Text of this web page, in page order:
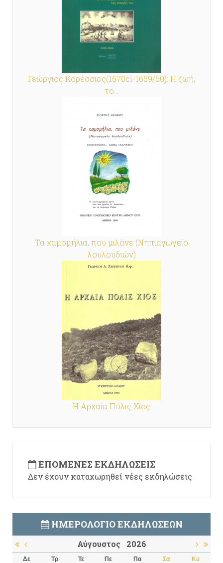
Γεώργιος Κορέσσιος(1570ci-1659/60): Η ζωή,
το...
Τα χαμομήλια, που μιλάνε (Νηπιαγωγείο
λουλουδιών)
Η Αρχαία Πόλις Χίος
ΕΠΌΜΕΝΕΣ ΕΚΔΗΛΏΣΕΙΣ
Δεν έχουν καταχωρηθεί νέες εκδηλώσεις
ΗΜΕΡΟΛΌΓΙΟ ΕΚΔΗΛΏΣΕΩΝ
Αύγουστος 2026
Δε Τρ Τε Πε Πα Σα Κυ